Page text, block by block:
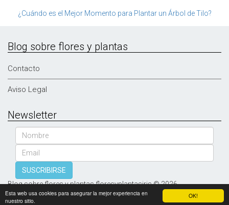
OK!
Esta web usa cookies para asegurar la mejor experiencia en
nuestro sitio.
¿Cuándo es el Mejor Momento para Plantar un Árbol de Tilo?
Blog sobre flores y plantas
Contacto
Aviso Legal
Newsletter
Nombre
Email
SUSCRIBIRSE
Blog sobre flores y plantas floresyplantasiris © 2026